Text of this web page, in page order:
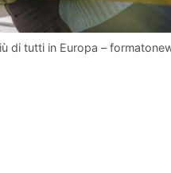
di tutti in Europa –